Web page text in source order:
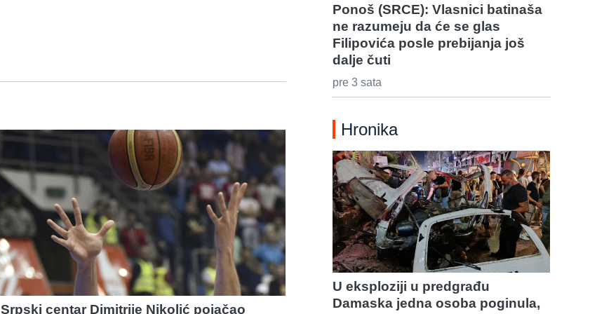
Srpski centar Dimitrije Nikolić pojačao
Ponoš (SRCE): Vlasnici batinaša
ne razumeju da će se glas
Filipovića posle prebijanja još
dalje čuti
pre 3 sata
Hronika
U eksploziji u predgrađu
Damaska jedna osoba poginula,